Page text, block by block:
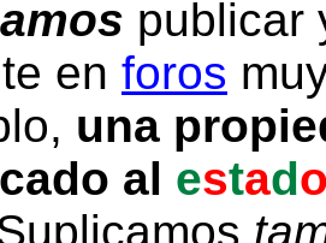
publicar
en foros
una
al estad